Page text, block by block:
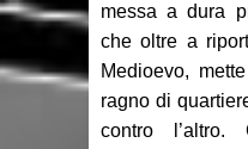
messa a dura
che oltre a
Medioevo,
ragno di
contro l’altro.